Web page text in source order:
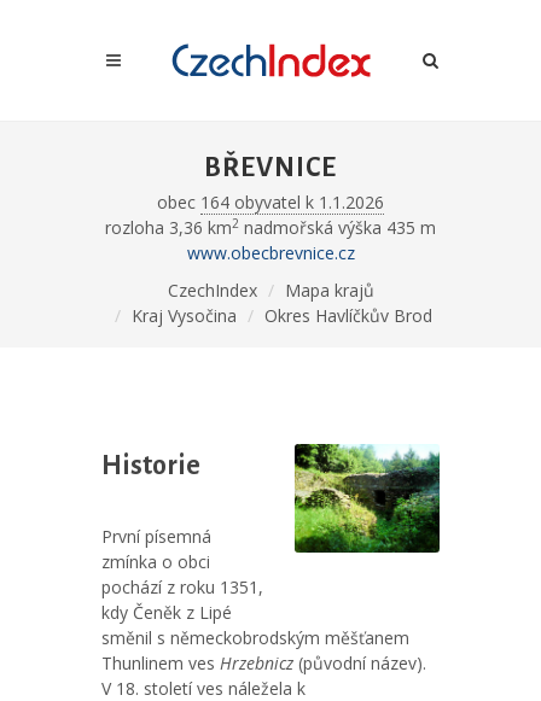
BŘEVNICE
obec 164 obyvatel k 1.1.2026
rozloha 3,36 km2 nadmořská výška 435 m
www.obecbrevnice.cz
CzechIndex
Mapa krajů
Kraj Vysočina
Okres Havlíčkův Brod
Historie
První písemná
zmínka o obci
pochází z roku 1351,
kdy Čeněk z Lipé
směnil s německobrodským měšťanem
Thunlinem ves Hrzebnicz (původní název).
V 18. století ves náležela k